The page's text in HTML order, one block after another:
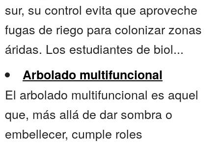
sur, su control evita que aproveche
fugas de riego para colonizar zonas
áridas. Los estudiantes de biol...
Arbolado multifuncional
El arbolado multifuncional es aquel
que, más allá de dar sombra o
embellecer, cumple roles